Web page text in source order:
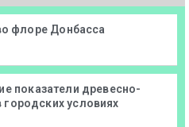
флоре Донбасса
показатели древесно-
городских условиях